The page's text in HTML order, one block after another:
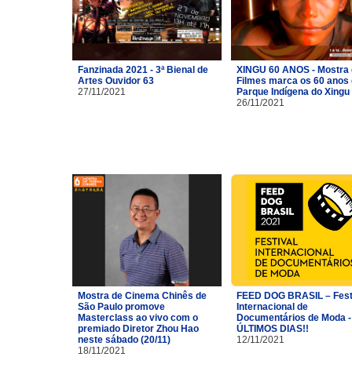
Fanzinada 2021 - 3ª Bienal de
Artes Ouvidor 63
27/11/2021
XINGU 60 ANOS - Mostra
Filmes marca os 60 anos
Parque Indígena do Xingu
26/11/2021
Mostra de Cinema Chinês de
São Paulo promove
Masterclass ao vivo com o
premiado Diretor Zhou Hao
neste sábado (20/11)
18/11/2021
FEED DOG BRASIL –
Internacional de
Documentários de Moda -
ÚLTIMOS DIAS!!
12/11/2021